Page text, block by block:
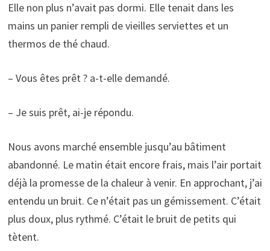
Elle non plus n’avait pas dormi. Elle tenait dans les
mains un panier rempli de vieilles serviettes et un
thermos de thé chaud.
– Vous êtes prêt ? a-t-elle demandé.
– Je suis prêt, ai-je répondu.
Nous avons marché ensemble jusqu’au bâtiment
abandonné. Le matin était encore frais, mais l’air portait
déjà la promesse de la chaleur à venir. En approchant, j’ai
entendu un bruit. Ce n’était pas un gémissement. C’était
plus doux, plus rythmé. C’était le bruit de petits qui
tètent.